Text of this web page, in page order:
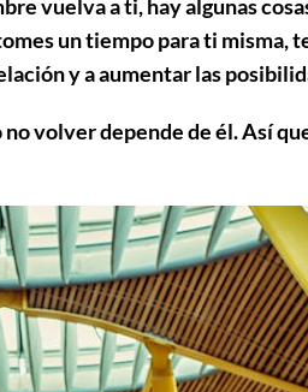
vuelva a ti, hay algunas
un tiempo para ti misma,
y a aumentar las
volver depende de él. Así